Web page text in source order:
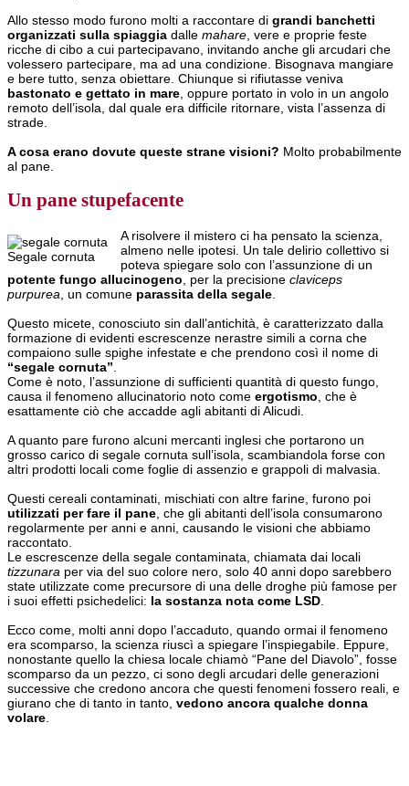
Allo stesso modo furono molti a raccontare di grandi banchetti
organizzati sulla spiaggia dalle mahare , vere e proprie feste
ricche di cibo a cui partecipavano, invitando anche gli arcudari che
volessero partecipare, ma ad una condizione. Bisognava mangiare
e bere tutto, senza obiettare. Chiunque si rifiutasse veniva
bastonato e gettato in mare , oppure portato in volo in un angolo
remoto dell’isola, dal quale era difficile ritornare, vista l’assenza di
strade.
A cosa erano dovute queste strane visioni? Molto probabilmente
al pane.
Un pane stupefacente
Segale cornuta
A risolvere il mistero ci ha pensato la scienza,
almeno nelle ipotesi. Un tale delirio collettivo si
poteva spiegare solo con l’assunzione di un
potente fungo allucinogeno , per la precisione claviceps
purpurea , un comune parassita della segale
Questo micete, conosciuto sin dall’antichità, è caratterizzato dalla
formazione di evidenti escrescenze nerastre simili a corna che
compaiono sulle spighe infestate e che prendono così il nome di
“segale cornuta”
Come è noto, l’assunzione di sufficienti quantità di questo fungo,
causa il fenomeno allucinatorio noto come ergotismo , che è
esattamente ciò che accadde agli abitanti di Alicudi.
A quanto pare furono alcuni mercanti inglesi che portarono un
grosso carico di segale cornuta sull’isola, scambiandola forse con
altri prodotti locali come foglie di assenzio e grappoli di malvasia.
Questi cereali contaminati, mischiati con altre farine, furono poi
utilizzati per fare il pane , che gli abitanti dell’isola consumarono
regolarmente per anni e anni, causando le visioni che abbiamo
raccontato.
Le escrescenze della segale contaminata, chiamata dai locali
tizzunara per via del suo colore nero, solo 40 anni dopo sarebbero
state utilizzate come precursore di una delle droghe più famose per
i suoi effetti psichedelici: la sostanza nota come LSD
Ecco come, molti anni dopo l’accaduto, quando ormai il fenomeno
era scomparso, la scienza riuscì a spiegare l’inspiegabile. Eppure,
nonostante quello la chiesa locale chiamò “Pane del Diavolo”, fosse
scomparso da un pezzo, ci sono degli arcudari delle generazioni
successive che credono ancora che questi fenomeni fossero reali, e
giurano che di tanto in tanto, vedono ancora qualche donna
volare